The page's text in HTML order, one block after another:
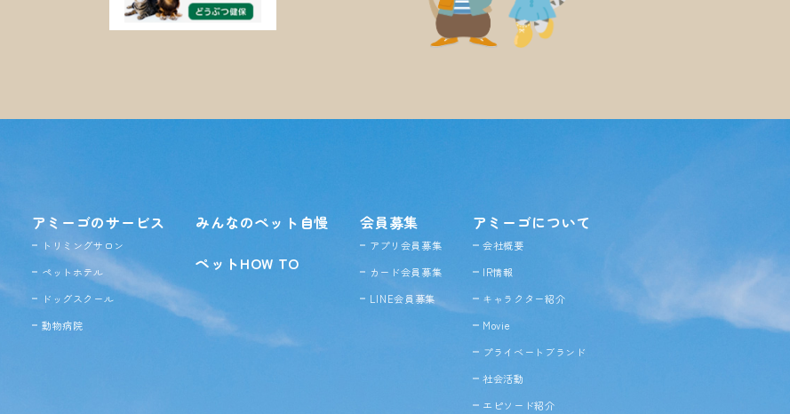
アミーゴのサービス
トリミングサロン
ペットホテル
ドッグスクール
動物病院
みんなのペット自慢
ペットHOW TO
会員募集
アプリ会員募集
カード会員募集
LINE会員募集
アミーゴについて
会社概要
IR情報
キャラクター紹介
Movie
プライベートブランド
社会活動
エピソード紹介